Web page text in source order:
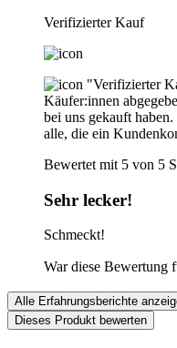
Verifizierter Kauf
"Verifizierter
Käufer:innen
bei uns gekauft
alle, die ein
Bewertet mit 5 von 5
Sehr lecker!
Schmeckt!
War diese Bewertung
Alle Erfahrungsberichte
Dieses Produkt bewerten